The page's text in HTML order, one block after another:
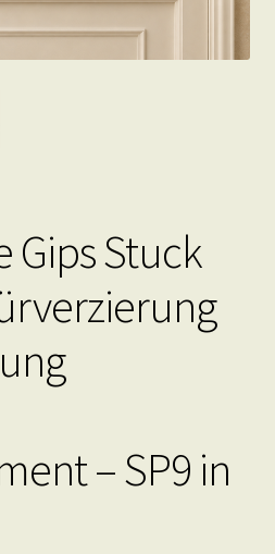
Gips Stuck
– SP9 in